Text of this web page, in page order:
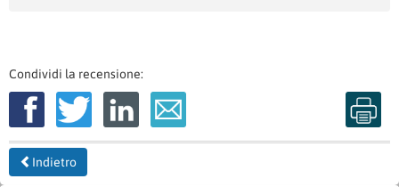
Condividi la recensione:
Indietro